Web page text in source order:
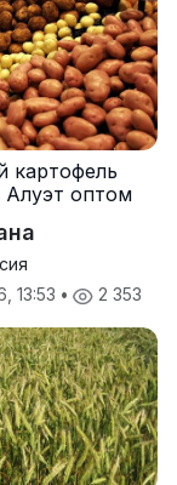
картофель
Алуэт оптом
13:53 • 2 353